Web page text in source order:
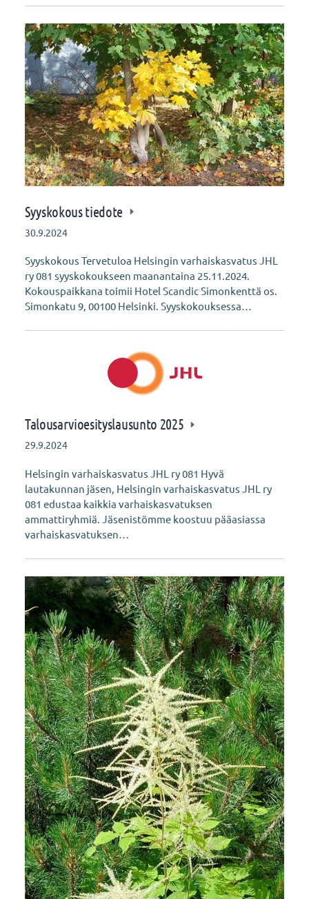
Syyskokous tiedote
30.9.2024
Syyskokous Tervetuloa Helsingin varhaiskasvatus JHL
ry 081 syyskokoukseen maanantaina 25.11.2024.
Kokouspaikkana toimii Hotel Scandic Simonkenttä os.
Simonkatu 9, 00100 Helsinki. Syyskokouksessa…
Talousarvioesityslausunto 2025
29.9.2024
Helsingin varhaiskasvatus JHL ry 081 Hyvä
lautakunnan jäsen, Helsingin varhaiskasvatus JHL ry
081 edustaa kaikkia varhaiskasvatuksen
ammattiryhmiä. Jäsenistömme koostuu pääasiassa
varhaiskasvatuksen…